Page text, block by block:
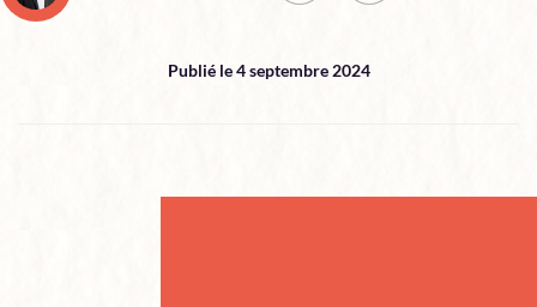
Publié le 4 septembre 2024